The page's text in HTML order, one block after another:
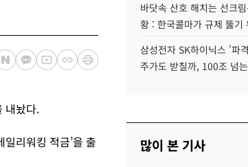
내놨다.
리워킹 적금’을 출
바닷속 산호 해치는 선크
황 : 한국콜마가 규제 뚫
삼성전자 SK하이닉스 '파
주가도 받칠까, 100조 넘
많이 본 기사